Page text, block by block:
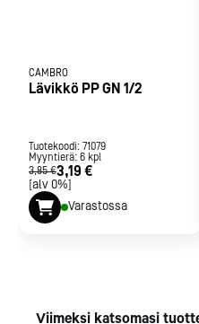
CAMBRO
Lävikkö PP GN 1/2
Tuotekoodi: 71079
Myyntierä: 6 kpl
3,85 €3,19 €
[alv 0%]
Varastossa
Viimeksi katsomasi